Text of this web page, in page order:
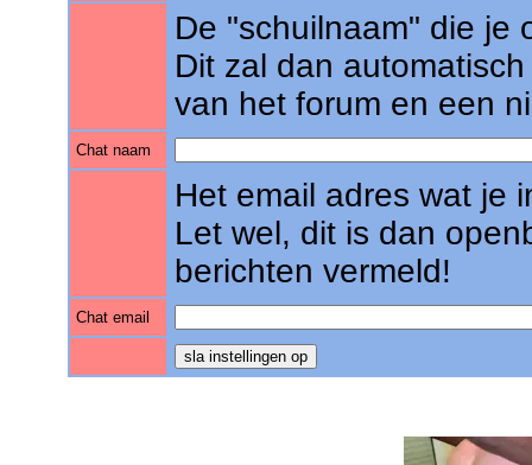
De "schuilnaam" die je
Dit zal dan
van het forum en een
Chat naam
Het email adres wat je
Let wel, dit is dan
berichten vermeld!
Chat email